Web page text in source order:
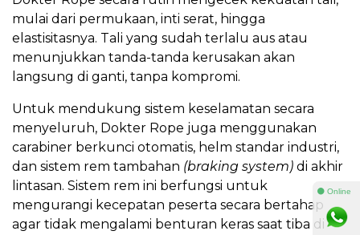
mulai dari permukaan, inti serat, hingga
elastisitasnya. Tali yang sudah terlalu aus atau
menunjukkan tanda-tanda kerusakan akan
langsung di ganti, tanpa kompromi.
Untuk mendukung sistem keselamatan secara
menyeluruh, Dokter Rope juga menggunakan
carabiner berkunci otomatis, helm standar industri,
dan sistem rem tambahan (braking system) di akhir
lintasan. Sistem rem ini berfungsi untuk
mengurangi kecepatan peserta secara bertahap
agar tidak mengalami benturan keras saat tiba di
⚫ Online